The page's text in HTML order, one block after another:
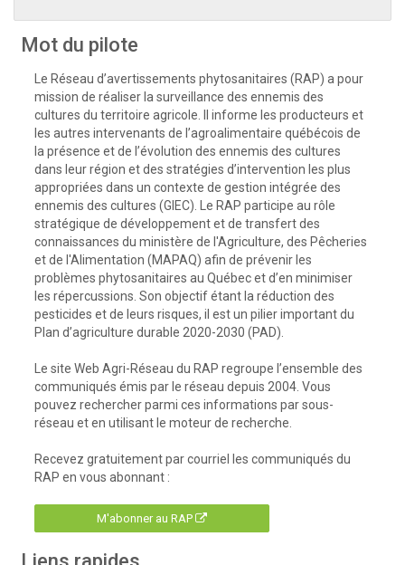
Mot du pilote
Le Réseau d’avertissements phytosanitaires (RAP) a pour
mission de réaliser la surveillance des ennemis des
cultures du territoire agricole. Il informe les producteurs et
les autres intervenants de l’agroalimentaire québécois de
la présence et de l’évolution des ennemis des cultures
dans leur région et des stratégies d’intervention les plus
appropriées dans un contexte de gestion intégrée des
ennemis des cultures (GIEC). Le RAP participe au rôle
stratégique de développement et de transfert des
connaissances du ministère de l'Agriculture, des Pêcheries
et de l'Alimentation (MAPAQ) afin de prévenir les
problèmes phytosanitaires au Québec et d’en minimiser
les répercussions. Son objectif étant la réduction des
pesticides et de leurs risques, il est un pilier important du
Plan d’agriculture durable 2020-2030 (PAD).
Le site Web Agri-Réseau du RAP regroupe l’ensemble des
communiqués émis par le réseau depuis 2004. Vous
pouvez rechercher parmi ces informations par sous-
réseau et en utilisant le moteur de recherche.
Recevez gratuitement par courriel les communiqués du
RAP en vous abonnant :
M'abonner au RAP